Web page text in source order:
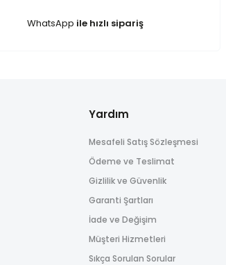
Gönder
WhatsApp ile hızlı sipariş
Yardım
Mesafeli Satış Sözleşmesi
Ödeme ve Teslimat
Gizlilik ve Güvenlik
Garanti Şartları
İade ve Değişim
Müşteri Hizmetleri
Sıkça Sorulan Sorular